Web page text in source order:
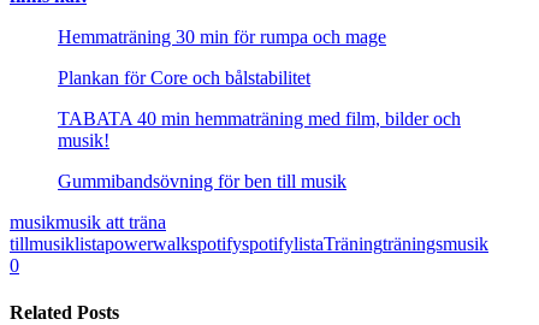
Hemmaträning 30 min för rumpa och mage
Plankan för Core och bålstabilitet
TABATA 40 min hemmaträning med film, bilder och
musik!
Gummibandsövning för ben till musik
musikmusik att träna
tillmusiklistapowerwalkspotifyspotifylistaTräningträningsmusik
0
Related Posts